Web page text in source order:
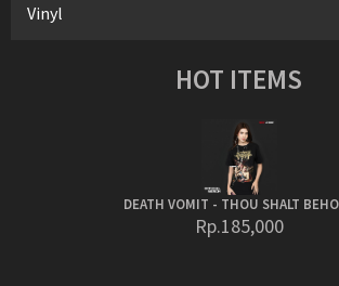
Vinyl
HOT ITEMS
DEATH VOMIT - THOU SHALT
Rp.185,000